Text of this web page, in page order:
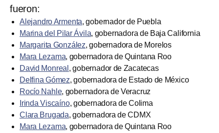
fueron:
Alejandro Armenta, gobernador de Puebla
Marina del Pilar Ávila, gobernadora de Baja California
Margarita González, gobernadora de Morelos
Mara Lezama, gobernadora de Quintana Roo
David Monreal , gobernador de Zacatecas
Delfina Gómez, gobernadora de Estado de México
Rocío Nahle, gobernadora de Veracruz
Irinda Viscaíno, gobernadora de Colima
Clara Brugada, gobernadora de CDMX
Mara Lezama, gobernadora de Quintana Roo